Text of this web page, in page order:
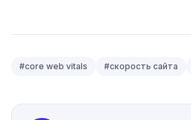
#core web vitals #скорость сайта